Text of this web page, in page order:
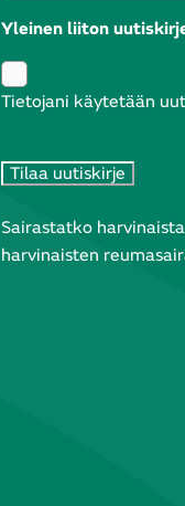
Yleinen liiton
Tietojani käytetään
Sairastatko
harvinaisten